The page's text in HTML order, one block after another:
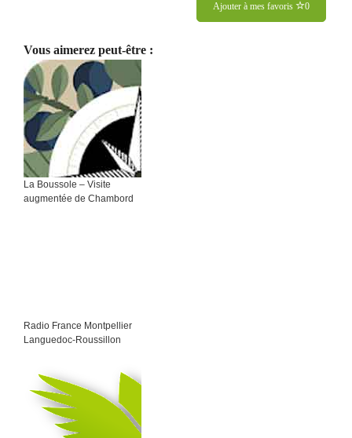
Ajouter à mes favoris 0
Vous aimerez peut-être :
La Boussole – Visite
augmentée de Chambord
Radio France Montpellier
Languedoc-Roussillon